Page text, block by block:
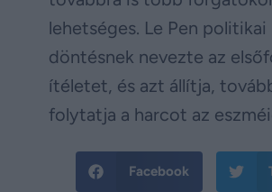
lehetséges. Le Pen politikai
döntésnek nevezte az
ítéletet, és azt állítja,
folytatja a harcot az
Facebook